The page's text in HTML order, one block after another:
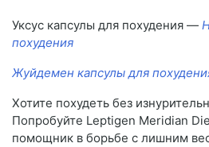
Уксус капсулы для похудения —
похудения
Жуйдемен капсулы для
Хотите похудеть без
Попробуйте Leptigen Meridian
помощник в борьбе с лишним